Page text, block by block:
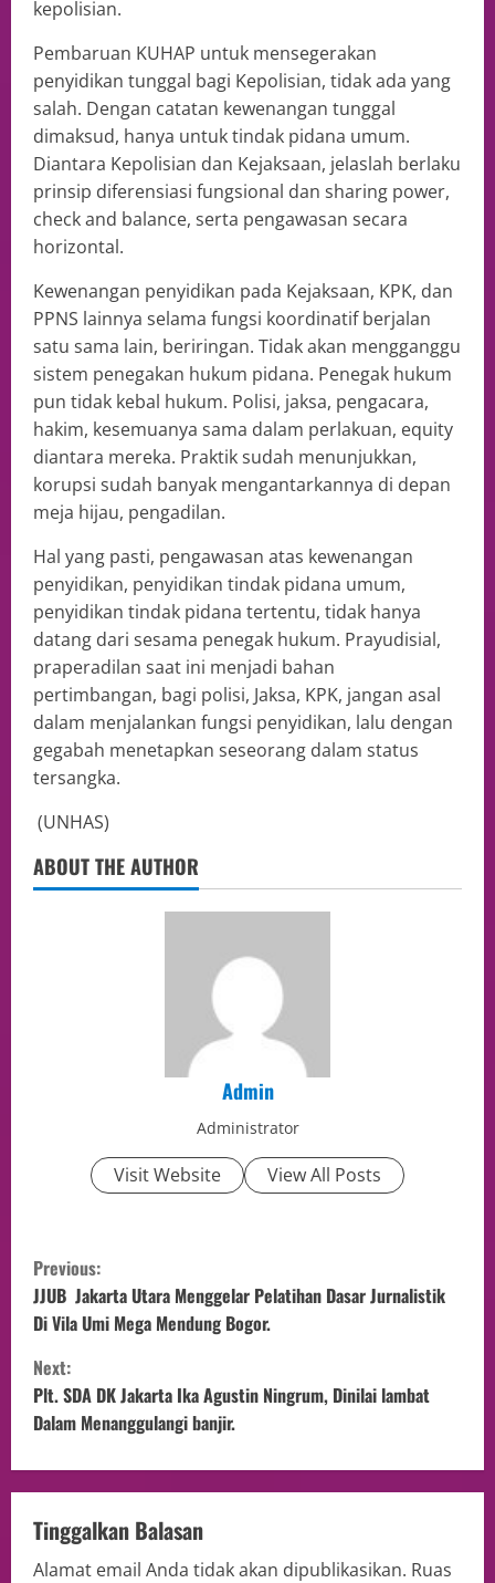
kepolisian.
Pembaruan KUHAP untuk mensegerakan
penyidikan tunggal bagi Kepolisian, tidak ada yang
salah. Dengan catatan kewenangan tunggal
dimaksud, hanya untuk tindak pidana umum.
Diantara Kepolisian dan Kejaksaan, jelaslah berlaku
prinsip diferensiasi fungsional dan sharing power,
check and balance, serta pengawasan secara
horizontal.
Kewenangan penyidikan pada Kejaksaan, KPK, dan
PPNS lainnya selama fungsi koordinatif berjalan
satu sama lain, beriringan. Tidak akan mengganggu
sistem penegakan hukum pidana. Penegak hukum
pun tidak kebal hukum. Polisi, jaksa, pengacara,
hakim, kesemuanya sama dalam perlakuan, equity
diantara mereka. Praktik sudah menunjukkan,
korupsi sudah banyak mengantarkannya di depan
meja hijau, pengadilan.
Hal yang pasti, pengawasan atas kewenangan
penyidikan, penyidikan tindak pidana umum,
penyidikan tindak pidana tertentu, tidak hanya
datang dari sesama penegak hukum. Prayudisial,
praperadilan saat ini menjadi bahan
pertimbangan, bagi polisi, Jaksa, KPK, jangan asal
dalam menjalankan fungsi penyidikan, lalu dengan
gegabah menetapkan seseorang dalam status
tersangka.
(UNHAS)
ABOUT THE AUTHOR
Admin
Administrator
Visit Website View All Posts
Previous:
JJUB Jakarta Utara Menggelar Pelatihan Dasar Jurnalistik
Di Vila Umi Mega Mendung Bogor.
Next:
Plt. SDA DK Jakarta Ika Agustin Ningrum, Dinilai lambat
Dalam Menanggulangi banjir.
Tinggalkan Balasan
Alamat email Anda tidak akan dipublikasikan. Ruas